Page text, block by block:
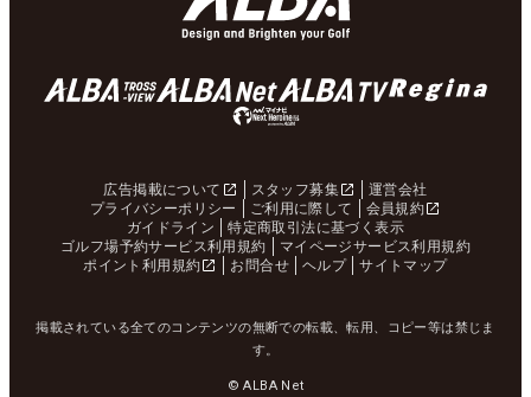
広告掲載について スタッフ募集
運営会社
プライバシーポリシー
ご利用に際して
会員規約
ガイドライン
特定商取引法に基づく表示
ゴルフ場予約サービス利用規約
マイページサービス利用規約
ポイント利用規約
お問合せ ヘルプ サイトマップ
掲載されている全てのコンテンツの無断での転載、転用、コピー等は禁じま
す。
© ALBA Net